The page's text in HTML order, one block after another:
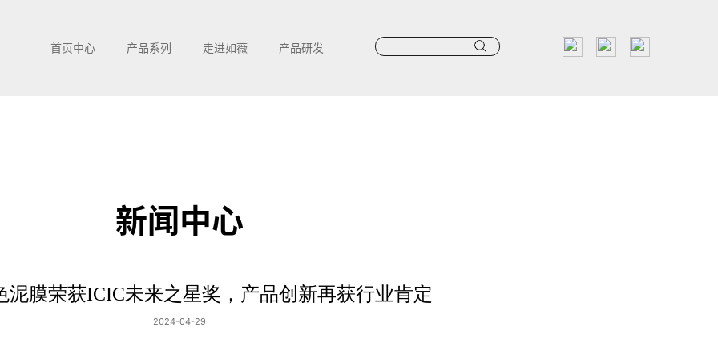
首页中心 产品系列 走进如薇 产品研发
新闻中心
泥膜荣获ICIC未来之星奖，产品创新再获行业肯定
2024-04-29